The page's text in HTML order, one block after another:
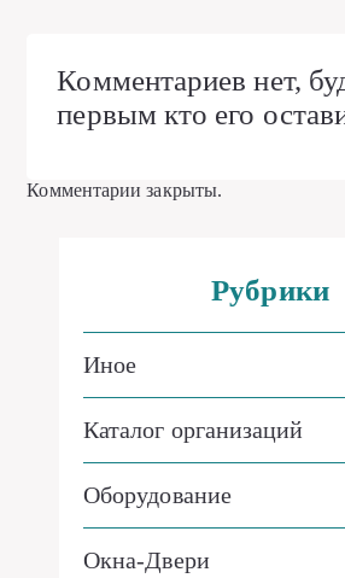
Комментариев нет,
первым кто его
Комментарии закрыты.
Рубрики
Иное
Каталог организаций
Оборудование
Окна-Двери